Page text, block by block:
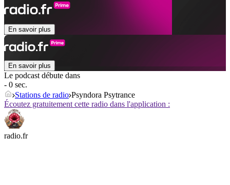
En savoir plus
En savoir plus
Le podcast débute dans
- 0 sec.
Stations de radio Psyndora Psytrance
Écoutez gratuitement cette radio dans l'application :
radio.fr